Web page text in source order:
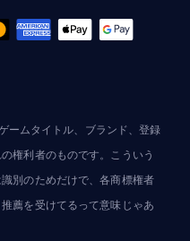
ームタイトル、ブランド、登録
権利者のものです。こういう
別のためだけで、各商標権者
薦を受けてるって意味じゃあ